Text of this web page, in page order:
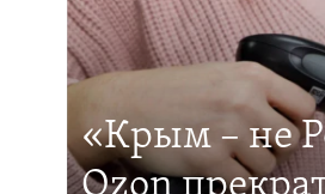
«Крым – не